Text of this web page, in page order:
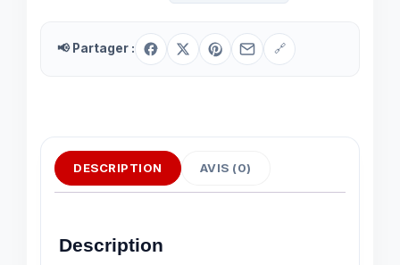
📢 Partager : 🔗
DESCRIPTION AVIS (0)
Description